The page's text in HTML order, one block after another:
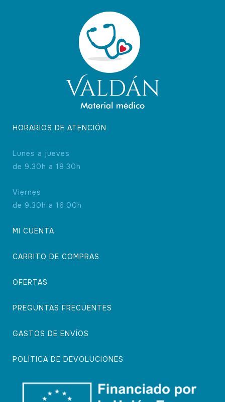
HORARIOS DE ATENCIÓN
Lunes a jueves
de 9.30h a 18.30h
Viernes
de 9.30h a 16.00h
MI CUENTA
CARRITO DE COMPRAS
OFERTAS
PREGUNTAS FRECUENTES
GASTOS DE ENVÍOS
POLÍTICA DE DEVOLUCIONES